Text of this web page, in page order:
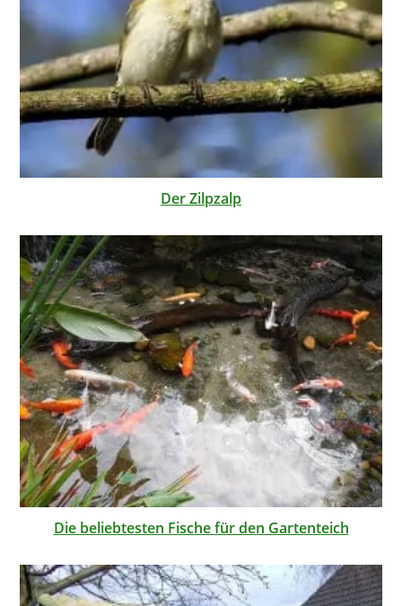
Der Zilpzalp
Die beliebtesten Fische für den Gartenteich